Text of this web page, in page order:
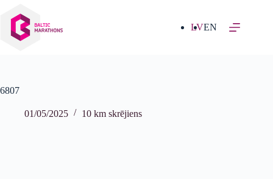
saturu
LVEN
6807
01/05/2025 10 km skrējiens